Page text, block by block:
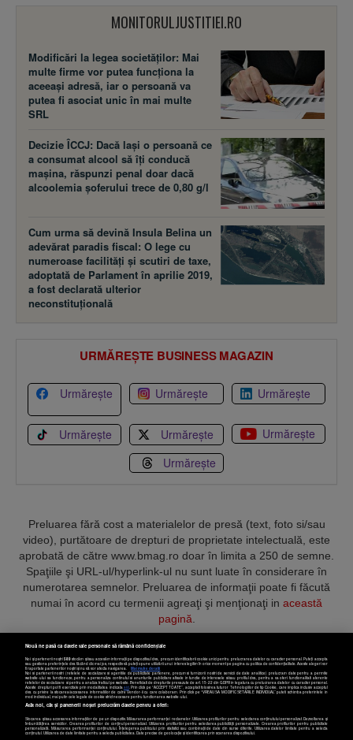
MONITORULJUSTITIEI.RO
Modificări la legea societăţilor: Mai
multe firme vor putea funcţiona la
aceeaşi adresă, iar o persoană va
putea fi asociat unic în mai multe
SRL
Decizie ÎCCJ: Dacă laşi o persoană ce
a consumat alcool să îţi conducă
maşina, răspunzi penal doar dacă
alcoolemia şoferului trece de 0,80 g/l
Cum urma să devină Insula Belina un
adevărat paradis fiscal: O lege cu
numeroase facilităţi şi scutiri de taxe,
adoptată de Parlament în aprilie 2019,
a fost declarată ulterior
neconstituţională
URMĂREȘTE BUSINESS MAGAZIN
Urmărește Urmărește Urmărește
Urmărește Urmărește
Urmărește
Urmărește
Preluarea fără cost a materialelor de presă (text, foto si/sau
video), purtătoare de drepturi de proprietate intelectuală, este
aprobată de către www.bmag.ro doar în limita a 250 de semne.
Spaţiile şi URL-ul/hyperlink-ul nu sunt luate în considerare în
numerotarea semnelor. Preluarea de informaţii poate fi făcută
numai în acord cu termenii agreaţi şi menţionaţi in această
pagină
Termeni și condiții Confidențialitate Cookies Contact
Copyright © 2025 BUSINESSMEX S.A.
Setări cookies
Nouă ne pasă ca datele tale personale să rămână confidențiale
Noi și partenerii noștri589stocăm și/sau accesăm informații pe dispozitivul dvs., precum identificatorii cookie unici pentru prelucrarea datelor cu caracter personal. Puteți accepta
sau gestiona preferințele dvs. făcând clic mai jos, respectiv vă puteți opune utilizării unui interes legitim în orice moment pe pagina cu politica de confidențialitate. Aceste alegeri vor
fi raportate partenerilor noștri și nu vă vor afecta navigarea.
Mai multe detalii
Noi si partenerii nostri (retelele de socializare si agentiile de publicitate partenere, precum si furnizorii nostri de servicii de date analitice) prelucram date pentru a permite
website-ului sa functioneze, pentru a personaliza continutul si anunturile publicitare afisate in functie de interesele si/sau profilul dvs., pentru a va oferi functionalitati aferente
retelelor de socializare si pentru a analiza traficul pe website. Beneficiati de drepturile prevazute de art. 15-22 din GDPR in legatura cu prelucrarea datelor cu caracter personal.
Aceste drepturi pot fi exercitate prin modalitatea indicataaici. Prin click pe “ACCEPT TOATE”, acceptati folosirea tuturor Tehnologiilor de tip Cookie, care implica inclusiv acceptul
dvs. cu privire la stocarea/accesarea informatiilor de catre Vendor-ii cu care colaboram. Prin click pe “VREAU SA MODIFIC SETARILE INDIVIDUAL” puteti schimba preferintele in
mod individual, mai putin cele legate de cookie strict necesare pentru functionarea website-ului.
Atât noi, cât și partenerii noștri prelucrăm datele pentru a oferi:
Stocarea și/sau accesarea informațiilor de pe un dispozitiv. Măsurarea performanței reclamelor. Utilizarea profilurilor pentru selectarea conținutului personalizat. Dezvoltarea și
îmbunătățirea serviciilor. Crearea profilurilor de conținut personalizat. Utilizarea profilurilor pentru selectarea publicității personalizate. Crearea profilurilor pentru publicitate
personalizată. Măsurarea performanței conținutului. Înțelegerea publicului prin statistici sau combinații de date din surse diferite. Utilizarea datelor limitate pentru a selecta
conținutul. Utilizarea de date limitate pentru a selecta publicitatea. Date precise de geolocație și identificarea prin scanarea dispozitivului.